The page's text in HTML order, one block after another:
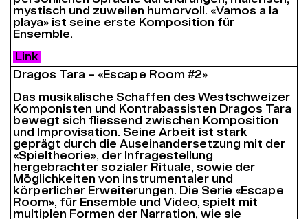
mystisch und zuweilen humorvoll. «Vamos a la
playa» ist seine erste Komposition für
Ensemble.
Link
Dragos Tara – «Escape Room #2»
Das musikalische Schaffen des Westschweizer
Komponisten und Kontrabassisten Dragos Tara
bewegt sich fliessend zwischen Komposition
und Improvisation. Seine Arbeit ist stark
geprägt durch die Auseinandersetzung mit der
«Spieltheorie», der Infragestellung
hergebrachter sozialer Rituale, sowie der
Möglichkeiten von instrumentaler und
körperlicher Erweiterungen. Die Serie «Escape
Room», für Ensemble und Video, spielt mit
multiplen Formen der Narration, wie sie